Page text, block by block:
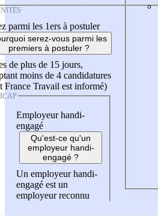
parmi les 1ers à postuler
serez-vous parmi les
premiers à postuler ?
de plus de 15 jours,
moins de 4 candidatures
France Travail est informé)
Employeur handi-
engagé
Qu'est-ce qu'un
employeur handi-
engagé ?
Un employeur handi-
engagé est un
employeur reconnu